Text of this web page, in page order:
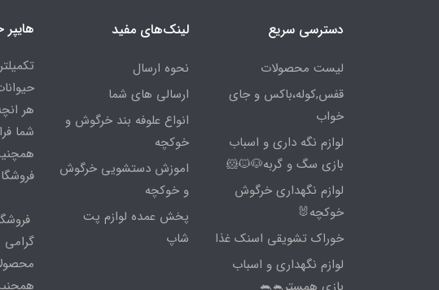
دسترسی سریع
لیست محصولات
قفس,کوله،باکس و جای
خواب
لوازم نگه داری و اسباب
بازی سگ و گربه🐶🐱🐹
لوازم نگهداری خرگوش
خوکچه🐰
خوراک تشویقی اسنک غذا
لوازم نگهداری و اسباب
لینک‌های مفید
نحوه ارسال
ارسالی های شما
انواع علوفه بند خرگوش و
خوکچه
اموزش دستشویی خرگوش
و خوکچه
پخش عمده لوازم پت
شاپ
هر
شما
گرامی